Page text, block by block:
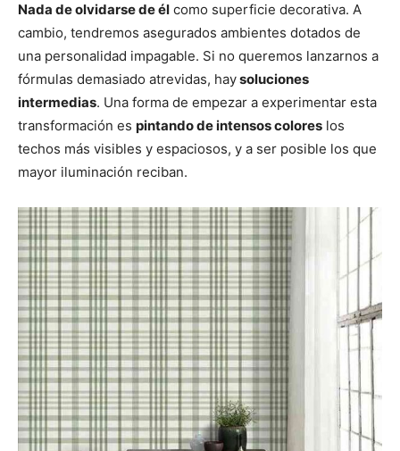
Nada de olvidarse de él como superficie decorativa. A
cambio, tendremos asegurados ambientes dotados de
una personalidad impagable. Si no queremos lanzarnos a
fórmulas demasiado atrevidas, haysoluciones
intermedias. Una forma de empezar a experimentar esta
transformación es pintando de intensos colores los
techos más visibles y espaciosos, y a ser posible los que
mayor iluminación reciban.